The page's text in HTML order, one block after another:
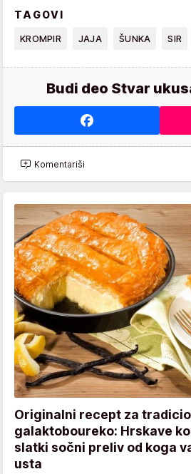
TAGOVI
KROMPIR JAJA ŠUNKA SIR
Budi deo Stvar
Komentariši
Originalni recept za
galaktoboureko: Hrskave
slatki sočni preliv od koga
usta